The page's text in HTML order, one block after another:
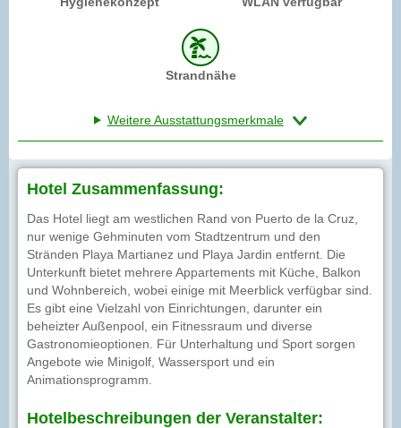
Strandnähe
Weitere Ausstattungsmerkmale
Hotel Zusammenfassung:
Das Hotel liegt am westlichen Rand von Puerto de la Cruz,
nur wenige Gehminuten vom Stadtzentrum und den
Stränden Playa Martianez und Playa Jardin entfernt. Die
Unterkunft bietet mehrere Appartements mit Küche, Balkon
und Wohnbereich, wobei einige mit Meerblick verfügbar sind.
Es gibt eine Vielzahl von Einrichtungen, darunter ein
beheizter Außenpool, ein Fitnessraum und diverse
Gastronomieoptionen. Für Unterhaltung und Sport sorgen
Angebote wie Minigolf, Wassersport und ein
Animationsprogramm.
Hotelbeschreibungen der Veranstalter: